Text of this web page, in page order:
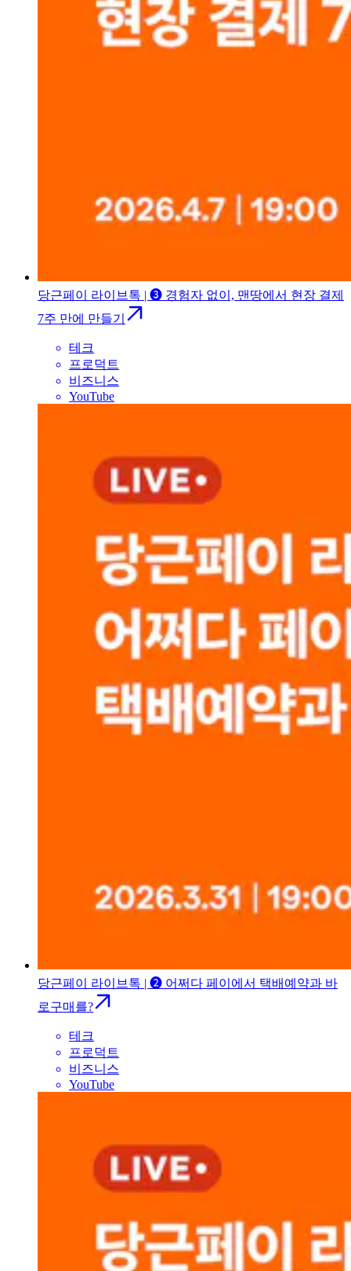
당근페이 라이브톡 | ❸ 경험자 없이, 맨땅에서 현장 결제
7주 만에 만들기
테크
프로덕트
비즈니스
YouTube
당근페이 라이브톡 | ❷ 어쩌다 페이에서 택배예약과 바
로구매를?
테크
프로덕트
비즈니스
YouTube